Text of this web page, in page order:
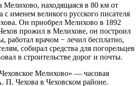
Мелихово, находящаяся в 80 км от
с именем великого русского писателя
Он приобрел Мелихово в 1892
прожил в Мелихове, он построил
работал врачом − лечил бесплатно,
собирал средства для погорельцев
в строительстве дорог и почты.
Мелихово» — часовая
П. Чехова в Чеховском районе.